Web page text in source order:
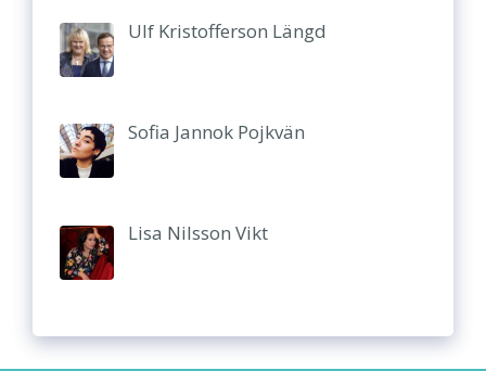
Ulf Kristofferson Längd
Sofia Jannok Pojkvän
Lisa Nilsson Vikt